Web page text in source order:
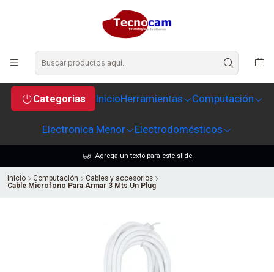
Categorias InicioHerramientas Computación
Electronica Menor Electrodomésticos
Agrega un texto para este slide
Inicio Computación
Cables y accesorios
Cable Microfono Para Armar 3 Mts Un Plug